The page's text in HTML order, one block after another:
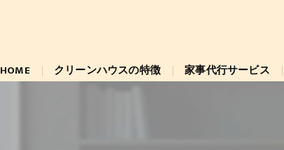
HOME クリーンハウスの特徴 家事代行サービス